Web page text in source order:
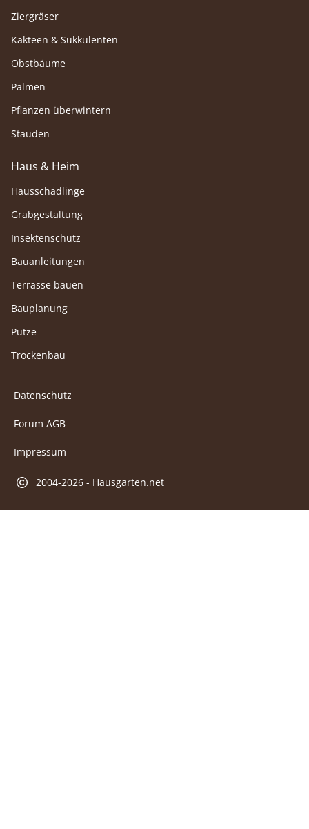
Ziergräser
Kakteen & Sukkulenten
Obstbäume
Palmen
Pflanzen überwintern
Stauden
Haus & Heim
Hausschädlinge
Grabgestaltung
Insektenschutz
Bauanleitungen
Terrasse bauen
Bauplanung
Putze
Trockenbau
Datenschutz
Forum AGB
Impressum
2004-2026 - Hausgarten.net